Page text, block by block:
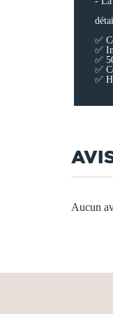
✅
✅
✅
✅
✅
Aucun